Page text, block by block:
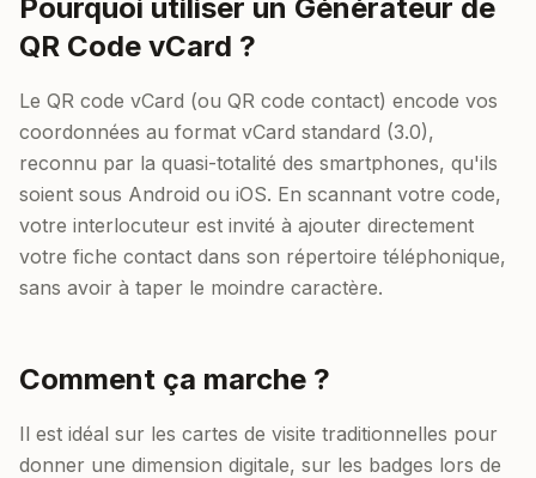
Pourquoi utiliser un Générateur de
QR Code vCard ?
Le QR code vCard (ou QR code contact) encode vos
coordonnées au format vCard standard (3.0),
reconnu par la quasi-totalité des smartphones, qu'ils
soient sous Android ou iOS. En scannant votre code,
votre interlocuteur est invité à ajouter directement
votre fiche contact dans son répertoire téléphonique,
sans avoir à taper le moindre caractère.
Comment ça marche ?
Il est idéal sur les cartes de visite traditionnelles pour
donner une dimension digitale, sur les badges lors de